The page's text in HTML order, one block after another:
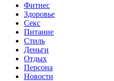
Фитнес
Здоровье
Секс
Питание
Стиль
Деньги
Отдых
Персона
Новости